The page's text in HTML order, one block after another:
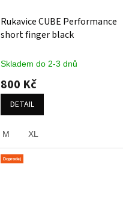
Rukavice CUBE Performance
short finger black
Skladem do 2-3 dnů
800 Kč
DETAIL
M XL
Doprodej